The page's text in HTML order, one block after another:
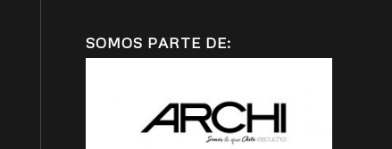
SOMOS PARTE DE: